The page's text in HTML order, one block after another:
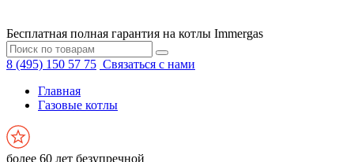
Бесплатная полная гарантия на котлы Immergas
8 (495) 150 57 75 Связаться с нами
Главная
Газовые котлы
более 60 лет безупречной